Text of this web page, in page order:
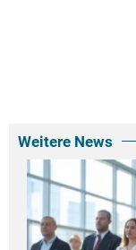
Weitere News